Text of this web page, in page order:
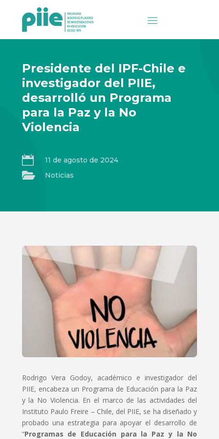
Presidente del IPF-Chile e
investigador del PIIE,
desarrolló un Programa
para la Paz y la No
Violencia
 11 de agosto de 2024
 Noticias
Rodrigo Vera Godoy, académico e investigador del
PIIE, encabeza un Programa de Educación para la Paz
y la No Violencia. En el marco de las actividades del
Instituto Paulo Freire – Chile, del PIIE, se ha diseñado y
probado una estrategia para apoyar el desarrollo de
“Programas de Educación para la Paz y la No